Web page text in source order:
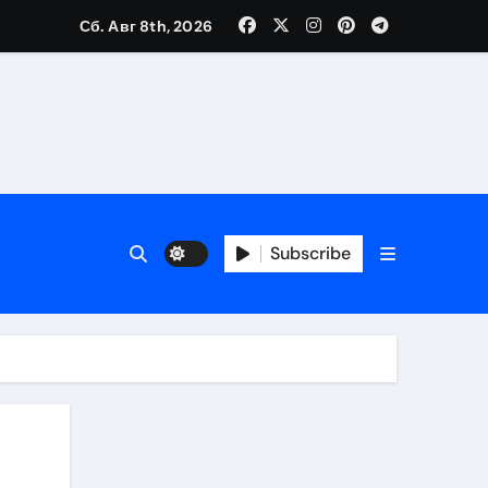
Сб. Авг 8th, 2026
Subscribe